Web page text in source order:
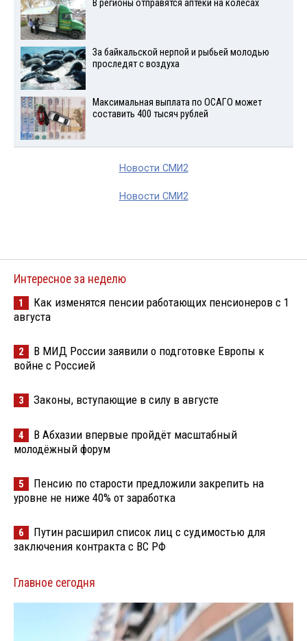
В регионы отправятся аптеки на колесах
За байкальской нерпой и рыбьей молодью
проследят с воздуха
Максимальная выплата по ОСАГО может
составить 400 тысяч рублей
Новости СМИ2
Новости СМИ2
Интересное за неделю
1
Как изменятся пенсии работающих пенсионеров с 1
августа
2
В МИД России заявили о подготовке Европы к
войне с Россией
3 Законы, вступающие в силу в августе
4
В Абхазии впервые пройдёт масштабный
молодёжный форум
5
Пенсию по старости предложили закрепить на
уровне не ниже 40% от заработка
6
Путин расширил список лиц с судимостью для
заключения контракта с ВС РФ
Главное сегодня